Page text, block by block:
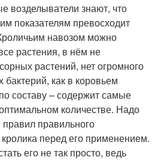
возделыватели знают, что
показателям превосходит
навозом можно
растения, в нём не
растений, нет огромного
бактерий, как в коровьем
составу – содержит самые
количестве. Надо
правильного
перед его применением.
его не так просто, ведь